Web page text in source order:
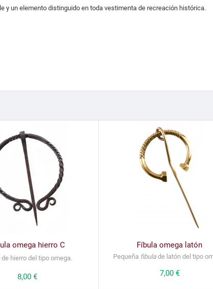
y un elemento distinguido en toda vestimenta de recreación histórica.
omega hierro C
de hierro del tipo omega.
Precio
8,00 €
Fíbula omega latón
Pequeña fibulade latón del tipo
Precio
7,00 €